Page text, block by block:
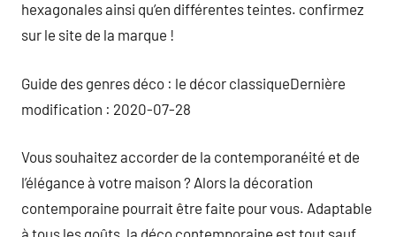
hexagonales ainsi qu’en différentes teintes. confirmez
sur le site de la marque !
Guide des genres déco : le décor classiqueDernière
modification : 2020-07-28
Vous souhaitez accorder de la contemporanéité et de
l’élégance à votre maison ? Alors la décoration
contemporaine pourrait être faite pour vous. Adaptable
à tous les goûts, la déco contemporaine est tout sauf